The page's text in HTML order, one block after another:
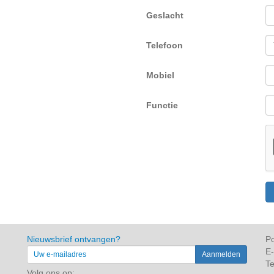
Geslacht
Telefoon
Mobiel
Functie
Nieuwsbrief ontvangen?